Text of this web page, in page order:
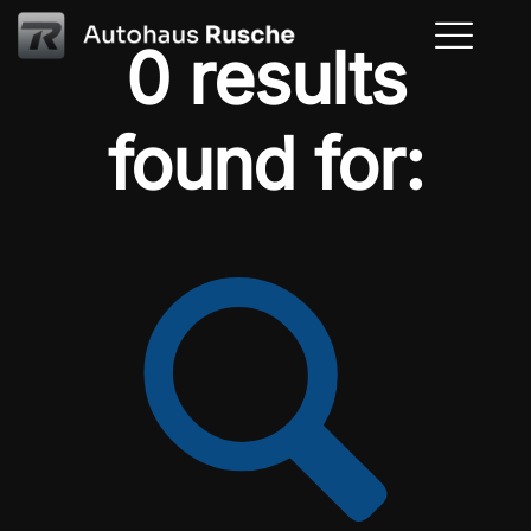
0 results
found for: